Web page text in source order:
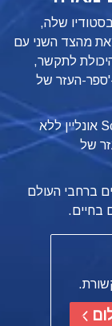
שלה,
מהצד השני עם
לתקשר,
העזר של
הוא אחד מתוך 19 קורסי Scientology אונליין ללא
של
ברחבי העולם
בחיים.